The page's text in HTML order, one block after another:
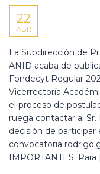
22
ABR
La Subdirección de
ANID acaba de
Fondecyt Regular
Vicerrectoría
el proceso de
ruega contactar al
decisión de participar
convocatoria
IMPORTANTES: Para